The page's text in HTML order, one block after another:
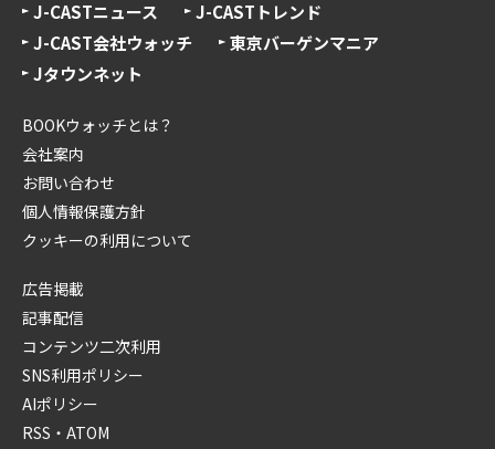
J-CASTニュース
J-CASTトレンド
J-CAST会社ウォッチ
東京バーゲンマニア
Jタウンネット
BOOKウォッチとは？
会社案内
お問い合わせ
個人情報保護方針
クッキーの利用について
広告掲載
記事配信
コンテンツ二次利用
SNS利用ポリシー
AIポリシー
RSS・ATOM